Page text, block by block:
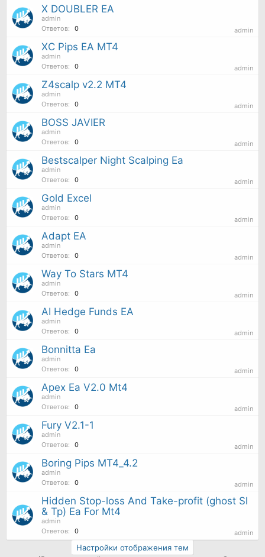
X DOUBLER EA
admin
Ответов:
0 admin
XC Pips EA MT4
admin
Ответов:
0 admin
Z4scalp v2.2 MT4
admin
Ответов:
0 admin
BOSS JAVIER
admin
Ответов:
0 admin
Bestscalper Night Scalping Ea
admin
Ответов:
0 admin
Gold Excel
admin
Ответов:
0 admin
Adapt EA
admin
Ответов:
0 admin
Way To Stars MT4
admin
Ответов:
0 admin
AI Hedge Funds EA
admin
Ответов:
0 admin
Bonnitta Ea
admin
Ответов:
0 admin
Apex Ea V2.0 Mt4
admin
Ответов:
0 admin
Fury V2.1-1
admin
Ответов:
0 admin
Boring Pips MT4_4.2
admin
Ответов:
0 admin
Hidden Stop-loss And Take-profit (ghost Sl
& Tp) Ea For Mt4
admin
Ответов:
0 admin
Настройки отображения тем